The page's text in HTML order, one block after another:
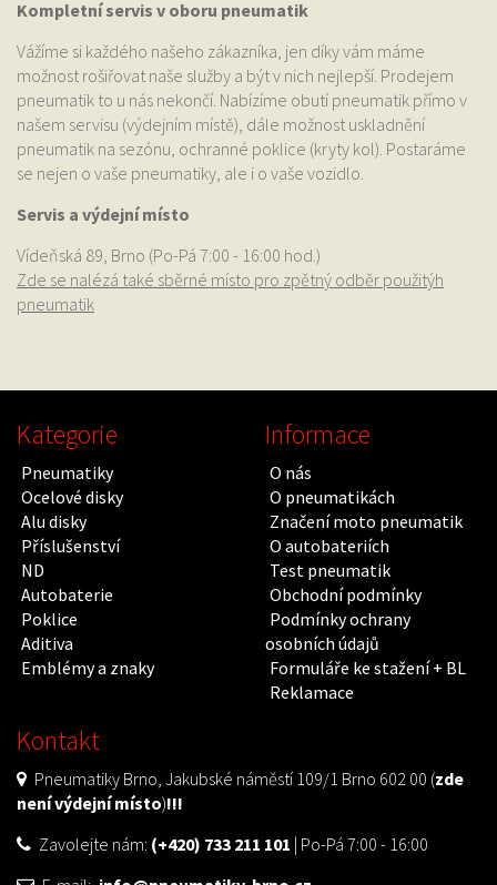
Kompletní servis v oboru pneumatik
Vážíme si každého našeho zákazníka, jen díky vám máme
možnost rošiřovat naše služby a být v nich nejlepší. Prodejem
pneumatik to u nás nekončí. Nabízíme obutí pneumatik přímo v
našem servisu (výdejním místě), dále možnost uskladnění
pneumatik na sezónu, ochranné poklice (kryty kol). Postaráme
se nejen o vaše pneumatiky, ale i o vaše vozidlo.
Servis a výdejní místo
Vídeňská 89, Brno (Po-Pá 7:00 - 16:00 hod.)
Zde se nalézá také sběrné místo pro zpětný odběr použitýh
pneumatik
Kategorie
Pneumatiky
Ocelové disky
Alu disky
Příslušenství
ND
Autobaterie
Poklice
Aditiva
Emblémy a znaky
Informace
O nás
O pneumatikách
Značení moto pneumatik
O autobateriích
Test pneumatik
Obchodní podmínky
Podmínky ochrany
osobních údajů
Formuláře ke stažení + BL
Reklamace
Kontakt
Pneumatiky Brno, Jakubské náměstí 109/1 Brno 602 00 (zde
není výdejní místo)!!!
Zavolejte nám: (+420) 733 211 101 | Po-Pá 7:00 - 16:00